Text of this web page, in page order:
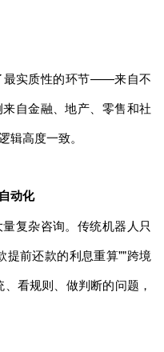
最实质性的环节——来自不
自金融、地产、零售和社
高度一致。
动化
复杂咨询。传统机器人只
提前还款的利息重算""跨境
看规则、做判断的问题，